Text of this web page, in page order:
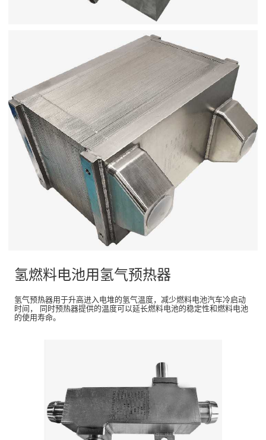
氢燃料电池用氢气预热器
氢气预热器用于升高进入电堆的氢气温度，减少燃料电池汽车冷启动
时间， 同时预热器提供的温度可以延长燃料电池的稳定性和燃料电池
的使用寿命。